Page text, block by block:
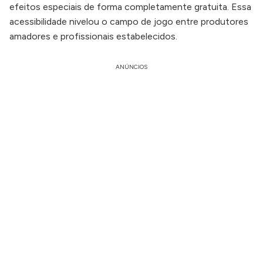
efeitos especiais de forma completamente gratuita. Essa
acessibilidade nivelou o campo de jogo entre produtores
amadores e profissionais estabelecidos.
ANÚNCIOS